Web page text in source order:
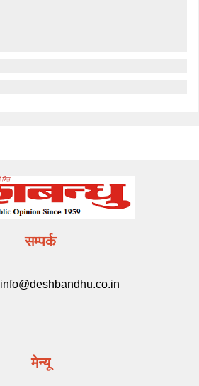
सम्पर्क
info@deshbandhu.co.in
मेन्यू